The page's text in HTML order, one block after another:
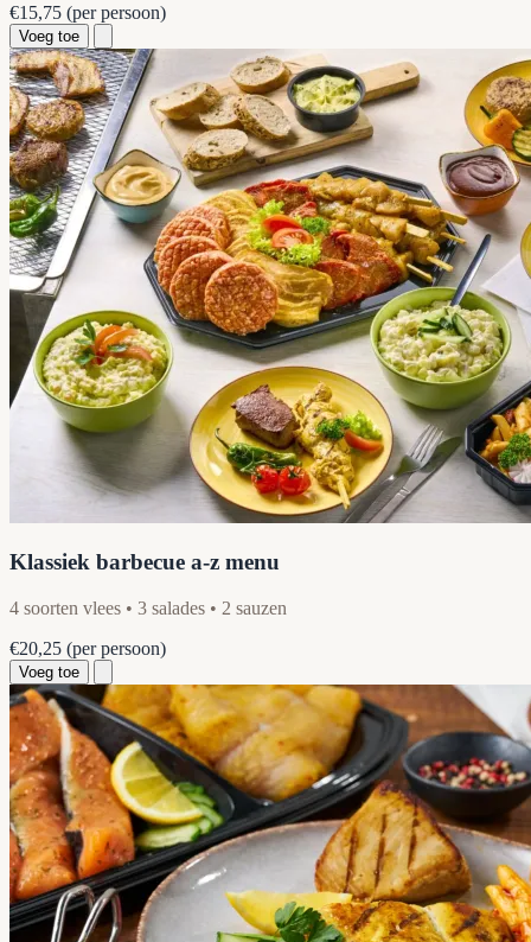
€15,75 (per persoon)
Voeg toe
Klassiek barbecue a-z menu
4 soorten vlees • 3 salades • 2 sauzen
€20,25 (per persoon)
Voeg toe